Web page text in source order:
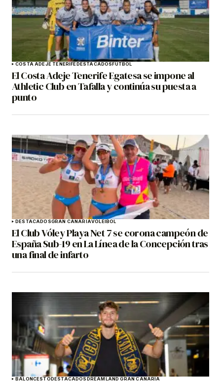
COSTA ADEJE TENERIFEDESTACADOSFÚTBOL
El Costa Adeje Tenerife Egatesa se impone al
Athletic Club en Tafalla y continúa su puesta a
punto
DESTACADOSGRAN CANARIAVOLEIBOL
El Club Vóley Playa Net 7 se corona campeón de
España Sub-19 en La Línea de la Concepción tras
una final de infarto
BALONCESTODESTACADOSDREAMLAND GRAN CANARIA